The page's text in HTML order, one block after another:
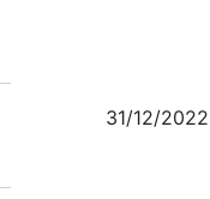
31/12/2022